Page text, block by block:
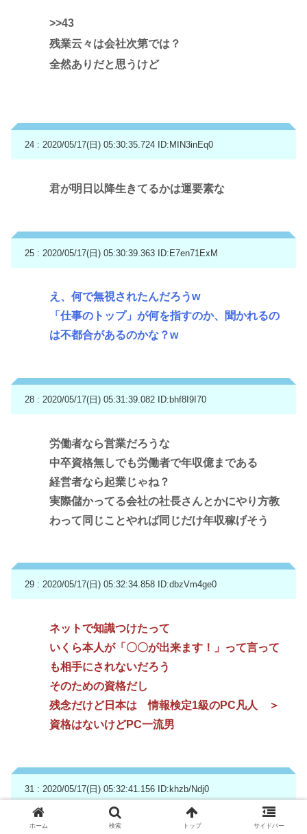
>>43
残業云々は会社次第では？
全然ありだと思うけど
24 : 2020/05/17(日) 05:30:35.724 ID:MIN3inEq0
君が明日以降生きてるかは運要素な
25 : 2020/05/17(日) 05:30:39.363 ID:E7en71ExM
え、何で無視されたんだろうw
「仕事のトップ」が何を指すのか、聞かれるの
は不都合があるのかな？w
28 : 2020/05/17(日) 05:31:39.082 ID:bhf8I9I70
労働者なら営業だろうな
中卒資格無しでも労働者で年収億まである
経営者なら起業じゃね？
実際儲かってる会社の社長さんとかにやり方教
わって同じことやれば同じだけ年収稼げそう
29 : 2020/05/17(日) 05:32:34.858 ID:dbzVm4ge0
ネットで知識つけたって
いくら本人が「〇〇が出来ます！」って言って
も相手にされないだろう
そのための資格だし
残念だけど日本は 情報検定1級のPC凡人 ＞
資格はないけどPC一流男
31 : 2020/05/17(日) 05:32:41.156 ID:khzb/Ndj0
ホーム 検索 トップ サイドバー